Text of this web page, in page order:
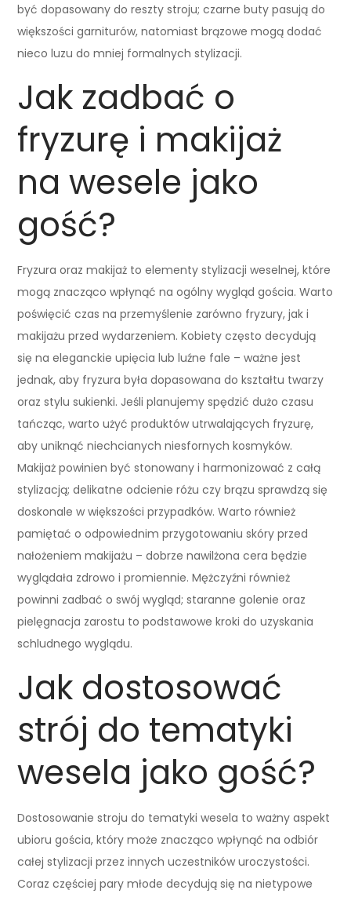
być dopasowany do reszty stroju; czarne buty pasują do
większości garniturów, natomiast brązowe mogą dodać
nieco luzu do mniej formalnych stylizacji.
Jak zadbać o
fryzurę i makijaż
na wesele jako
gość?
Fryzura oraz makijaż to elementy stylizacji weselnej, które
mogą znacząco wpłynąć na ogólny wygląd gościa. Warto
poświęcić czas na przemyślenie zarówno fryzury, jak i
makijażu przed wydarzeniem. Kobiety często decydują
się na eleganckie upięcia lub luźne fale – ważne jest
jednak, aby fryzura była dopasowana do kształtu twarzy
oraz stylu sukienki. Jeśli planujemy spędzić dużo czasu
tańcząc, warto użyć produktów utrwalających fryzurę,
aby uniknąć niechcianych niesfornych kosmyków.
Makijaż powinien być stonowany i harmonizować z całą
stylizacją; delikatne odcienie różu czy brązu sprawdzą się
doskonale w większości przypadków. Warto również
pamiętać o odpowiednim przygotowaniu skóry przed
nałożeniem makijażu – dobrze nawilżona cera będzie
wyglądała zdrowo i promiennie. Mężczyźni również
powinni zadbać o swój wygląd; staranne golenie oraz
pielęgnacja zarostu to podstawowe kroki do uzyskania
schludnego wyglądu.
Jak dostosować
strój do tematyki
wesela jako gość?
Dostosowanie stroju do tematyki wesela to ważny aspekt
ubioru gościa, który może znacząco wpłynąć na odbiór
całej stylizacji przez innych uczestników uroczystości.
Coraz częściej pary młode decydują się na nietypowe